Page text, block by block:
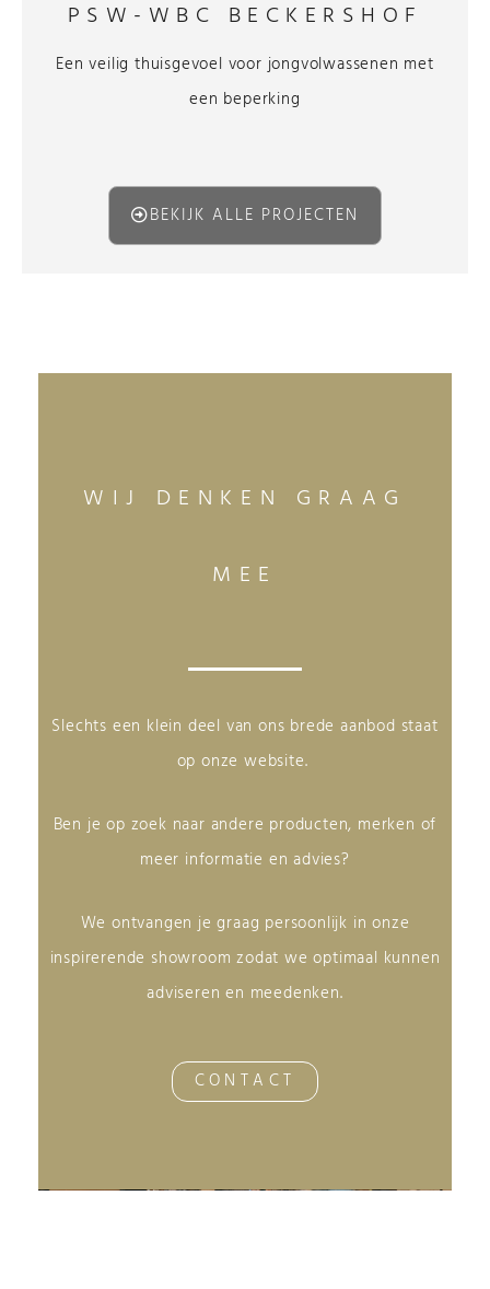
PSW-WBC BECKERSHOF
Een veilig thuisgevoel voor jongvolwassenen met
een beperking
BEKIJK ALLE PROJECTEN
WIJ DENKEN GRAAG
MEE
Slechts een klein deel van ons brede aanbod staat
op onze website.
Ben je op zoek naar andere producten, merken of
meer informatie en advies?
We ontvangen je graag persoonlijk in onze
inspirerende showroom zodat we optimaal kunnen
adviseren en meedenken.
CONTACT